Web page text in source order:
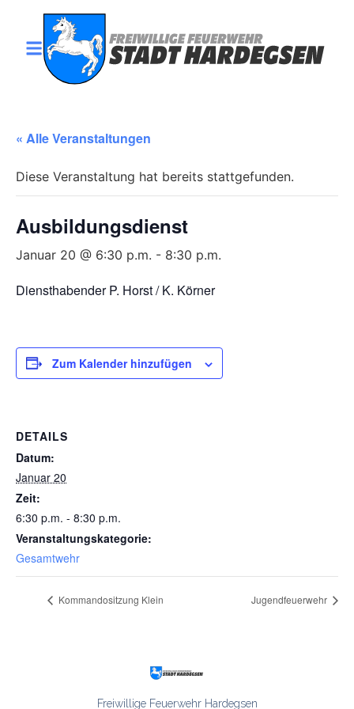
« Alle Veranstaltungen
Diese Veranstaltung hat bereits stattgefunden.
Ausbildungsdienst
Januar 20 @ 6:30 p.m. - 8:30 p.m.
Diensthabender P. Horst / K. Körner
Zum Kalender hinzufügen
DETAILS
Datum:
Januar 20
Zeit:
6:30 p.m. - 8:30 p.m.
Veranstaltungskategorie:
Gesamtwehr
Kommandositzung Klein Jugendfeuerwehr
Freiwillige Feuerwehr Hardegsen